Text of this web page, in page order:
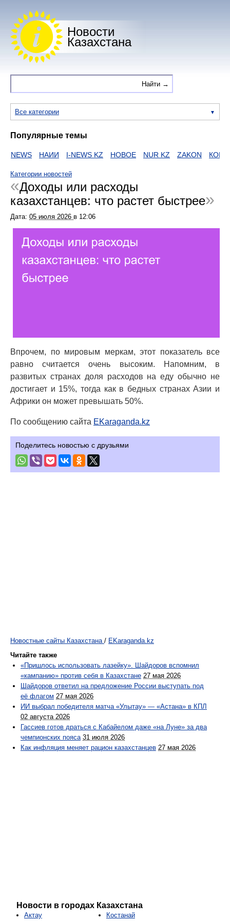
Новости
Казахстана
Все категории
Популярные темы
NEWS НАИИ I-NEWS KZ НОВОЕ NUR KZ ZAKON
Категории новостей
Доходы или расходы
казахстанцев: что растет быстрее
Дата: 05 июля 2026 в 12:06
Впрочем, по мировым меркам, этот показатель все
равно считается очень высоким. Напомним, в
развитых странах доля расходов на еду обычно не
достигает и 15%, тогда как в бедных странах Азии и
Африки он может превышать 50%.
По сообщению сайта EKaraganda.kz
Поделитесь новостью с друзьями
Новостные сайты Казахстана / EKaraganda.kz
Читайте также
«Пришлось использовать лазейку». Шайдоров вспомнил
«кампанию» против себя в Казахстане 27 мая 2026
Шайдоров ответил на предложение России выступать под
её флагом 27 мая 2026
ИИ выбрал победителя матча «Улытау» — «Астана» в КПЛ
02 августа 2026
Гассиев готов драться с Кабайелом даже «на Луне» за два
чемпионских пояса 31 июля 2026
Как инфляция меняет рацион казахстанцев 27 мая 2026
Новости в городах Казахстана
Актау Костанай